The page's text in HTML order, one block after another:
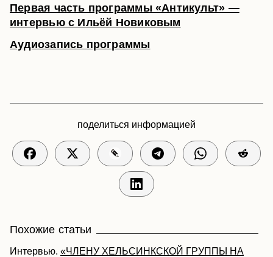
Первая часть программы «Антикульт» —
интервью с Ильёй Новиковым
Аудиозапись программы
поделиться информацией
Похожие статьи
Интервью. «ЧЛЕНУ ХЕЛЬСИНКСКОЙ ГРУППЫ НА